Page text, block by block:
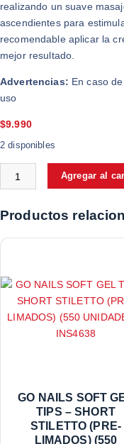
realizando un suave
ascendientes para
recomendable aplicar la
mejor resultado.
Advertencias: En caso
uso
$9.990
2 disponibles
Agregar al
Productos
GO NAILS SOFT
TIPS – SHORT
STILETTO (PRE-
LIMADOS) (550